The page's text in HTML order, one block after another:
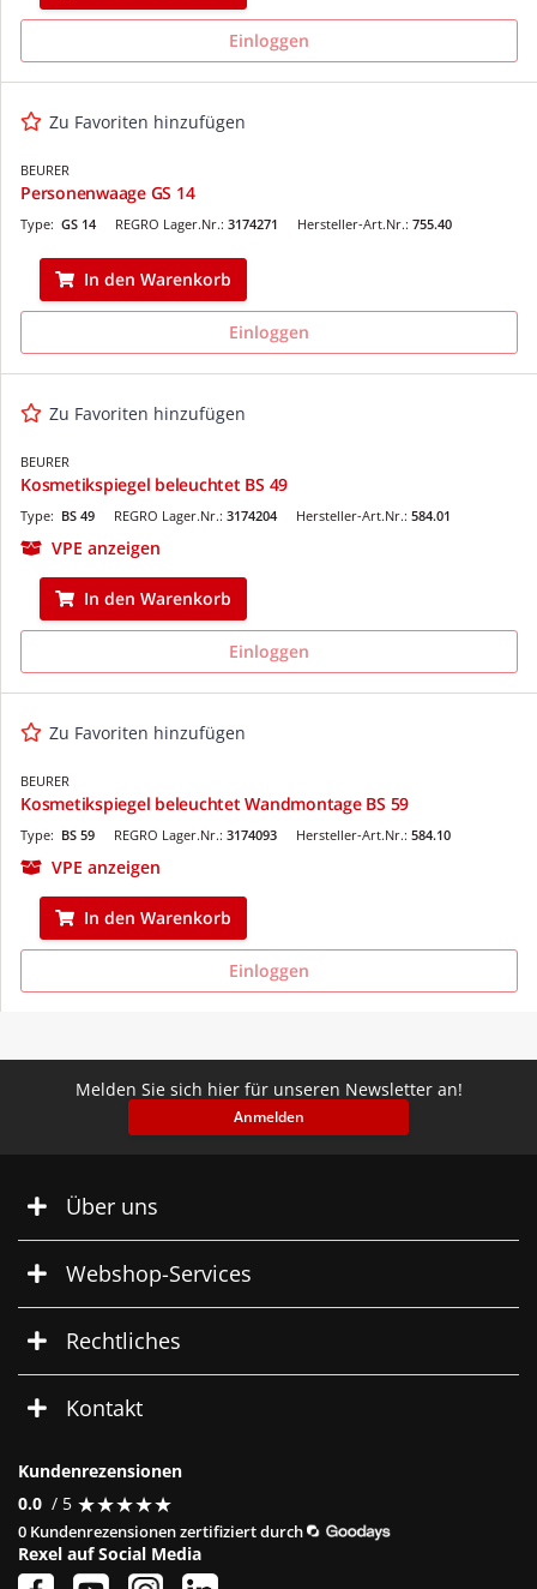
Einloggen
Zu Favoriten hinzufügen
BEURER
Personenwaage GS 14
REGRO Lager.Nr.: 3174271
Type: GS 14 Hersteller-Art.Nr.: 755.40
In den Warenkorb
Einloggen
Zu Favoriten hinzufügen
BEURER
Kosmetikspiegel beleuchtet BS 49
REGRO Lager.Nr.: 3174204
Type: BS 49 Hersteller-Art.Nr.: 584.01
VPE anzeigen
In den Warenkorb
Einloggen
Zu Favoriten hinzufügen
BEURER
Kosmetikspiegel beleuchtet Wandmontage BS 59
REGRO Lager.Nr.: 3174093
Type: BS 59 Hersteller-Art.Nr.: 584.10
VPE anzeigen
In den Warenkorb
Einloggen
Melden Sie sich hier für unseren Newsletter an!
Anmelden
Über uns
Webshop-Services
Rechtliches
Kontakt
Kundenrezensionen
0.0 / 5 ★★★★★
★★★★★
0 Kundenrezensionen zertifiziert durch
Rexel auf Social Media